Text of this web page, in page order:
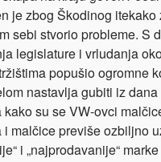
je zbog Škodinog itekako
sebi stvorio probleme. S
legislature i vrludanja
popušio ogromne
nastavlja gubiti iz
kako su se VW-ovci
i malčice previše ozbiljno
i „najprodavanije“